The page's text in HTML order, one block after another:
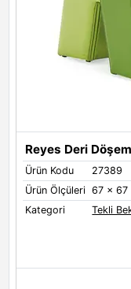
Reyes Deri
Ürün Kodu
27389
Ürün Ölçüleri 67 x 67
Kategori
Tekli